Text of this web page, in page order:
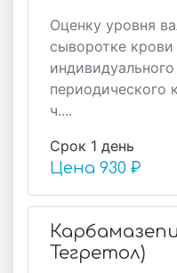
Оценку уровня
сыворотке
периодического
ч....
Срок 1 день
Цена 930 ₽
Тегретол)